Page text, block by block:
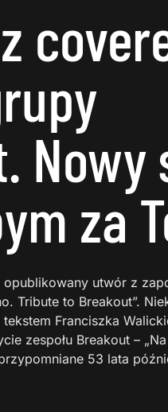
Nowy
za
opublikowany utwór z
Tribute to Breakout”.
Franciszka
zespołu Breakout –
53 lata